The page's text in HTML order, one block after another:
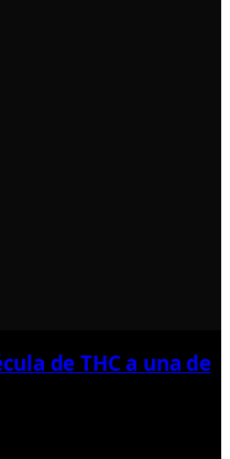
de THC a una de